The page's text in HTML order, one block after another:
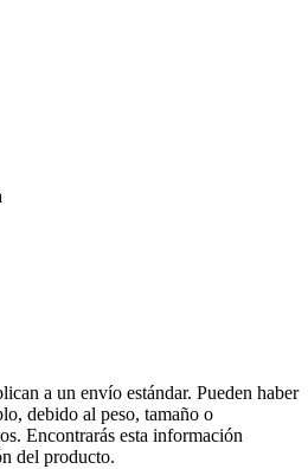
a un envío estándar. Pueden haber
debido al peso, tamaño o
Encontrarás esta información
del producto.